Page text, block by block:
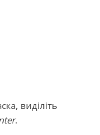
виділіть
.